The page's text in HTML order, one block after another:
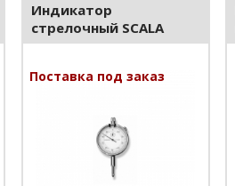
Индикатор
стрелочный SCALA
621.110
Поставка под заказ